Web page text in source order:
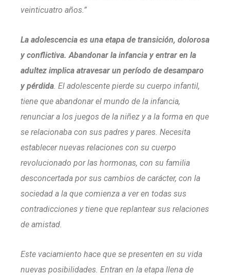
veinticuatro años.”
La adolescencia es una etapa de transición, dolorosa
y conflictiva. Abandonar la infancia y entrar en la
adultez implica atravesar un período de desamparo
y pérdida. El adolescente pierde su cuerpo infantil,
tiene que abandonar el mundo de la infancia,
renunciar a los juegos de la niñez y a la forma en que
se relacionaba con sus padres y pares. Necesita
establecer nuevas relaciones con su cuerpo
revolucionado por las hormonas, con su familia
desconcertada por sus cambios de carácter, con la
sociedad a la que comienza a ver en todas sus
contradicciones y tiene que replantear sus relaciones
de amistad.
Este vaciamiento hace que se presenten en su vida
nuevas posibilidades. Entran en la etapa llena de